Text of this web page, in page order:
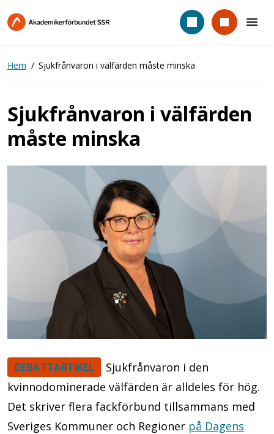
till
Hem Sjukfrånvaron i välfärden måste minska
Sjukfrånvaron i välfärden
måste minska
DEBATTARTIKEL
Sjukfrånvaron i den
kvinnodominerade välfärden är alldeles för hög.
Det skriver flera fackförbund tillsammans med
Sveriges Kommuner och Regioner på Dagens